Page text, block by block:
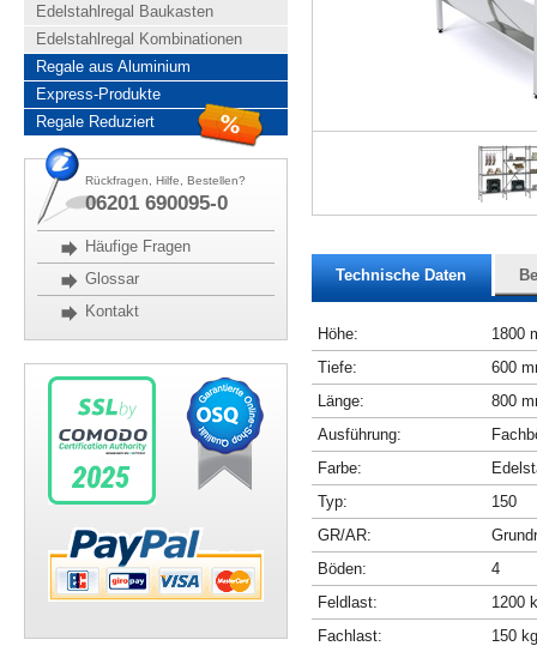
Edelstahlregal Baukasten
Edelstahlregal Kombinationen
Regale aus Aluminium
Express-Produkte
Regale Reduziert
Rückfragen, Hilfe, Bestellen?
06201 690095-0
Häufige Fragen
Glossar
Kontakt
Technische Daten
Höhe:
1800
Tiefe:
600
Länge:
800
Ausführung:
Farbe:
Typ:
150
GR/AR:
Böden:
4
Feldlast:
1200
Fachlast:
150 kg